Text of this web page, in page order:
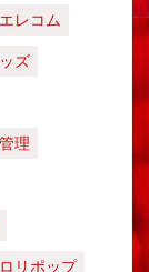
エレコム
ズ
理
ロリポップ